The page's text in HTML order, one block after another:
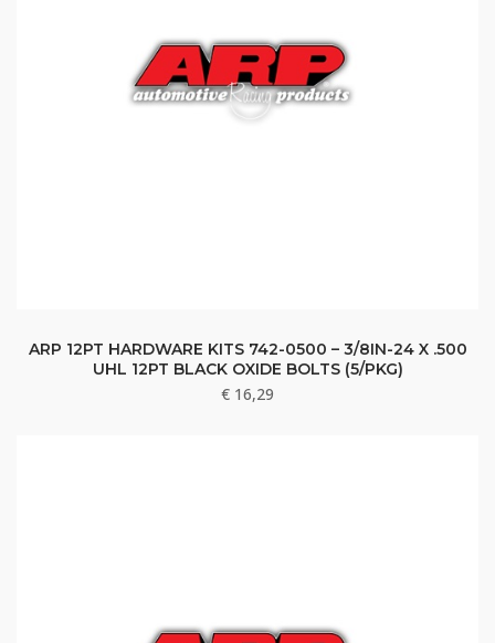
ARP 12PT HARDWARE KITS 742-0500 – 3/8IN-24 X .500
UHL 12PT BLACK OXIDE BOLTS (5/PKG)
€ 16,29